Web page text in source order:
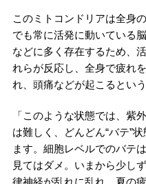
このミトコンドリアは全身
でも常に活発に動いている
などに多く存在するため、
れらが反応し、全身で疲れ
れ、頭痛などが起こるという
「このような状態では、紫
は難しく、どんどん“バテ”
ます。細胞レベルでのバテ
見てはダメ。いまから少し